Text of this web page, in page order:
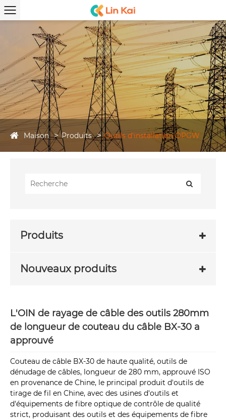
Maison Produits Outils d'installation OPGW
Produits
Nouveaux produits
L'OIN de rayage de câble des outils 280mm
de longueur de couteau du câble BX-30 a
approuvé
Couteau de câble BX-30 de haute qualité, outils de
dénudage de câbles, longueur de 280 mm, approuvé ISO
en provenance de Chine, le principal produit d'outils de
tirage de fil en Chine, avec des usines d'outils et
d'équipements de fibre optique de contrôle de qualité
strict, produisant des outils et des équipements de fibre